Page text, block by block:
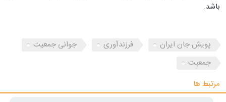
باشد.
پویش جان ایران فرزندآوری
جوانی جمعیت
جمعیت
مرتبط ها